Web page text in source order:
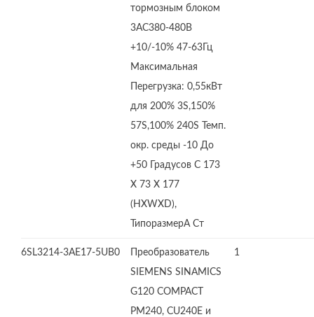
тормозным блоком
3AC380-480В
+10/-10% 47-63Гц
Максимальная
Перегрузка: 0,55кВт
для 200% 3S,150%
57S,100% 240S Темп.
окр. среды -10 До
+50 Градусов C 173
X 73 X 177
(HXWXD),
ТипоразмерA Ст
6SL3214-3AE17-5UB0
Преобразователь
SIEMENS SINAMICS
G120 COMPACT
PM240, CU240E и
1